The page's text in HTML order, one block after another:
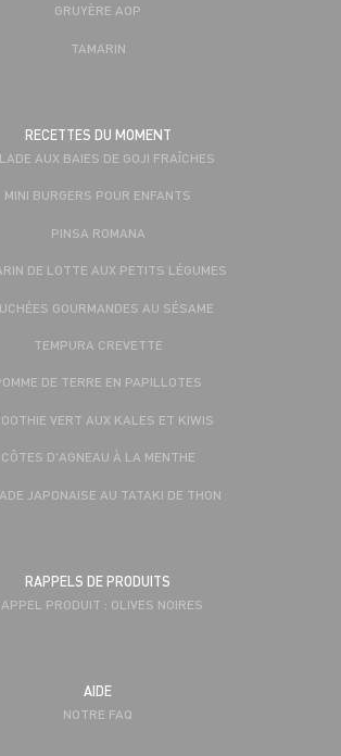
GRUYÈRE AOP
TAMARIN
RECETTES DU MOMENT
AUX BAIES DE GOJI FRAÎCHES
MINI BURGERS POUR ENFANTS
PINSA ROMANA
DE LOTTE AUX PETITS LÉGUMES
GOURMANDES AU SÉSAME
TEMPURA CREVETTE
DE TERRE EN PAPILLOTES
VERT AUX KALES ET KIWIS
CÔTES D'AGNEAU À LA MENTHE
JAPONAISE AU TATAKI DE THON
RAPPELS DE PRODUITS
PRODUIT : OLIVES NOIRES
AIDE
NOTRE FAQ